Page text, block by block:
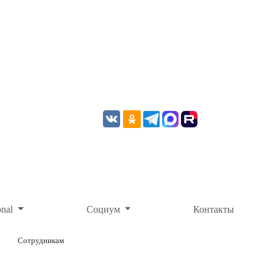
Социум Контакты
Сотрудникам